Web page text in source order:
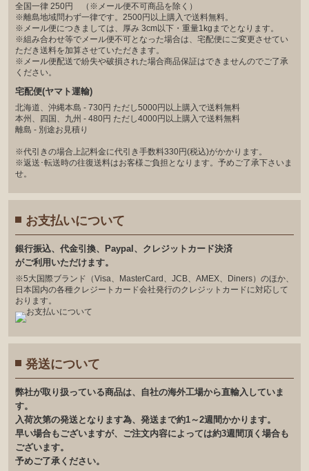
全国一律 250円 （※メール便不可商品を除く）
※離島地域問わず一律です。2500円以上購入で送料無料。
※メール便につきましては、厚み 3cm以下・重量1kgまでとなります。
※組み合わせ等でメール便不可となった場合は、宅配便にご変更させてい
ただき送料を加算させていただきます。
※メール便配送で紛失や破損された場合商品保証はできませんのでご了承
ください。
宅配便(ヤマト運輸)
北海道、沖縄本島 - 730円 ただし5000円以上購入で送料無料
本州、四国、九州 - 480円 ただし4000円以上購入で送料無料
離島 - 別途お見積り
※代引きの場合上記料金に代引き手数料330円(税込)がかかります。
※返送･転送時の往復送料はお客様ご負担となります。予めご了承下さいま
せ。
お支払いについて
銀⾏振込、代⾦引換、Paypal、クレジットカード決済
がご利⽤いただけます。
※5大国際ブランド（Visa、MasterCard、JCB、AMEX、Diners）のほか、
日本国内の各種クレジートカード会社発行のクレジットカードに対応して
おります。
発送について
弊社が取り扱っている商品は、自社の海外工場から直輸入していま
す。
入荷次第の発送となります為、発送まで約1～2週間かかります。
早い場合もございますが、ご注文内容によっては約3週間頂く場合も
ございます。
予めご了承ください。